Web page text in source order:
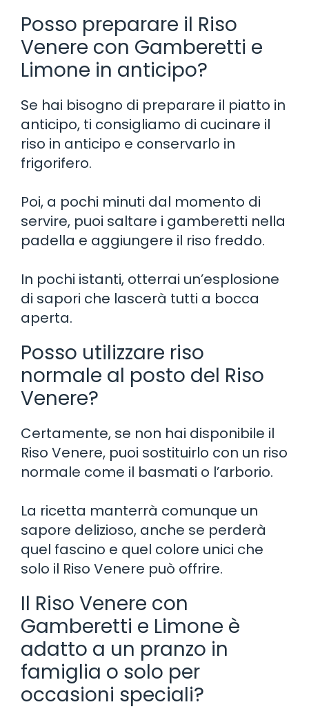
Posso preparare il Riso
Venere con Gamberetti e
Limone in anticipo?
Se hai bisogno di preparare il piatto in
anticipo, ti consigliamo di cucinare il
riso in anticipo e conservarlo in
frigorifero.
Poi, a pochi minuti dal momento di
servire, puoi saltare i gamberetti nella
padella e aggiungere il riso freddo.
In pochi istanti, otterrai un’esplosione
di sapori che lascerà tutti a bocca
aperta.
Posso utilizzare riso
normale al posto del Riso
Venere?
Certamente, se non hai disponibile il
Riso Venere, puoi sostituirlo con un riso
normale come il basmati o l’arborio.
La ricetta manterrà comunque un
sapore delizioso, anche se perderà
quel fascino e quel colore unici che
solo il Riso Venere può offrire.
Il Riso Venere con
Gamberetti e Limone è
adatto a un pranzo in
famiglia o solo per
occasioni speciali?